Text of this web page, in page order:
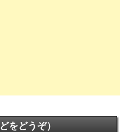
をどうぞ）